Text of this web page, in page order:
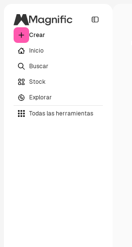
Crear
Inicio
Buscar
Stock
Explorar
Todas las herramientas